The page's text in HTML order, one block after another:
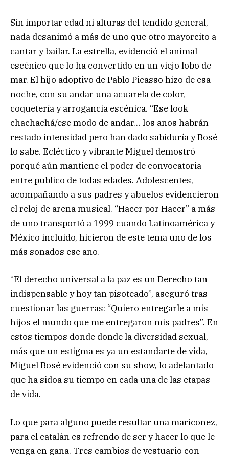
Sin importar edad ni alturas del tendido general,
nada desanimó a más de uno que otro mayorcito a
cantar y bailar. La estrella, evidenció el animal
escénico que lo ha convertido en un viejo lobo de
mar. El hijo adoptivo de Pablo Picasso hizo de esa
noche, con su andar una acuarela de color,
coquetería y arrogancia escénica. “Ese look
chachachá/ese modo de andar… los años habrán
restado intensidad pero han dado sabiduría y Bosé
lo sabe. Ecléctico y vibrante Miguel demostró
porqué aún mantiene el poder de convocatoria
entre publico de todas edades. Adolescentes,
acompañando a sus padres y abuelos evidencieron
el reloj de arena musical. “Hacer por Hacer” a más
de uno transportó a 1999 cuando Latinoamérica y
México incluido, hicieron de este tema uno de los
más sonados ese año.
“El derecho universal a la paz es un Derecho tan
indispensable y hoy tan pisoteado”, aseguró tras
cuestionar las guerras: “Quiero entregarle a mis
hijos el mundo que me entregaron mis padres”. En
estos tiempos donde donde la diversidad sexual,
más que un estigma es ya un estandarte de vida,
Miguel Bosé evidenció con su show, lo adelantado
que ha sidoa su tiempo en cada una de las etapas
de vida.
Lo que para alguno puede resultar una mariconez,
para el catalán es refrendo de ser y hacer lo que le
venga en gana. Tres cambios de vestuario con